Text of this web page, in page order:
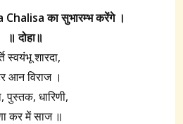
का सुभारम्भ करेंगे ।
॥ दोहा॥
स्वयंभू शारदा,
आन विराज ।
पुस्तक, धारिणी,
कर में साज ॥